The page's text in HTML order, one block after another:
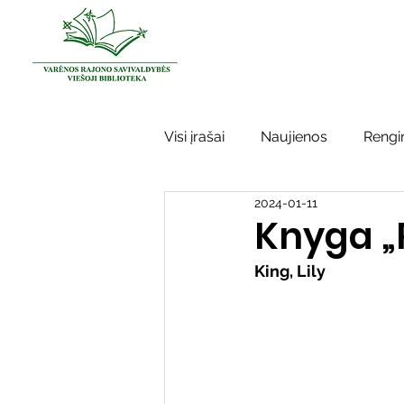
Visi įrašai Naujienos
Kraštotyros darbai
Sidabrinės bitės
Knyga
2024-01-11
King, Lily